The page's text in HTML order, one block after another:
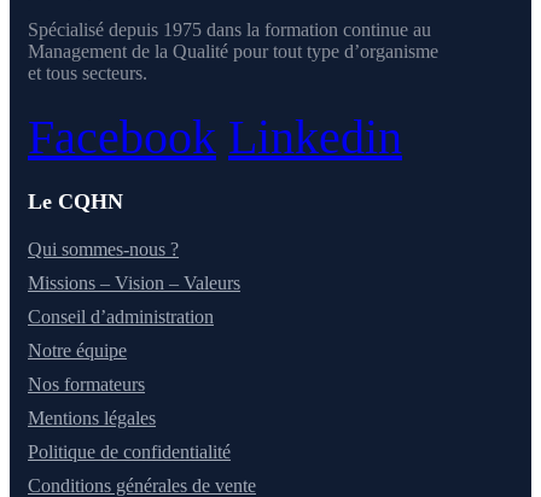
Spécialisé depuis 1975 dans la formation continue au
Management de la Qualité pour tout type d’organisme
et tous secteurs.
Facebook Linkedin
Le CQHN
Qui sommes-nous ?
Missions – Vision – Valeurs
Conseil d’administration
Notre équipe
Nos formateurs
Mentions légales
Politique de confidentialité
Conditions générales de vente